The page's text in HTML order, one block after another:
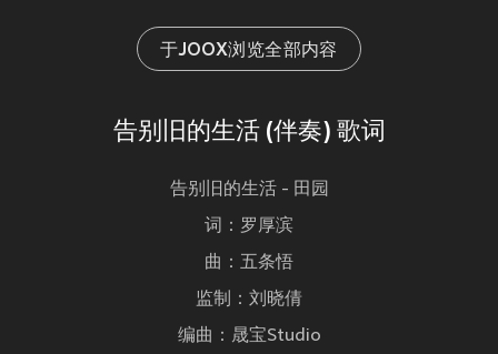
于JOOX浏览全部内容
告别旧的生活 (伴奏) 歌词
告别旧的生活 - 田园
词：罗厚滨
曲：五条悟
监制：刘晓倩
编曲：晟宝Studio